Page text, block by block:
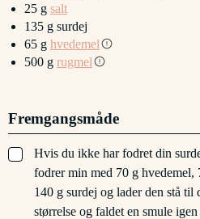
25 g salt
135 g surdej
65 g hvedemel
500 g rugmel
Fremgangsmåde
▢
Hvis du ikke har fodret din
fodrer min med 70 g
140 g surdej og lader den stå
størrelse og faldet en smule